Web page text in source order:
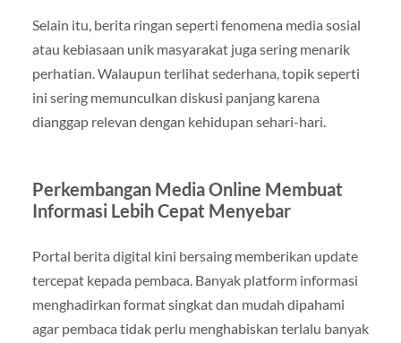
Selain itu, berita ringan seperti fenomena media sosial
atau kebiasaan unik masyarakat juga sering menarik
perhatian. Walaupun terlihat sederhana, topik seperti
ini sering memunculkan diskusi panjang karena
dianggap relevan dengan kehidupan sehari-hari.
Perkembangan Media Online Membuat
Informasi Lebih Cepat Menyebar
Portal berita digital kini bersaing memberikan update
tercepat kepada pembaca. Banyak platform informasi
menghadirkan format singkat dan mudah dipahami
agar pembaca tidak perlu menghabiskan terlalu banyak